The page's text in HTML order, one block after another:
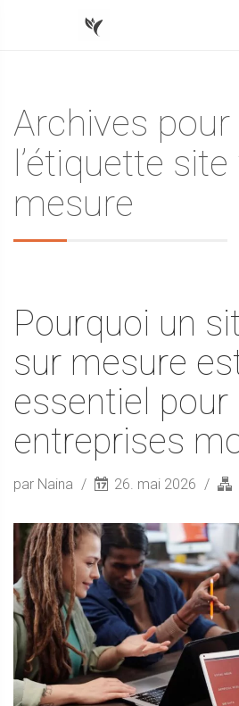
Archives pour
l’étiquette
mesure
Pourquoi un
sur mesure
essentiel pour
entreprises
par Naina 26. mai 2026